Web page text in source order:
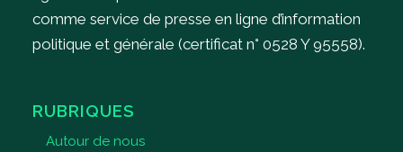
comme service de presse en ligne d’information
politique et générale (certificat n° 0528 Y 95558).
RUBRIQUES
Autour de nous